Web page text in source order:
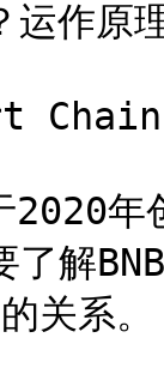
运作原
年
了解
关系。